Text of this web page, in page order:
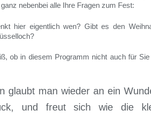
nebenbei alle Ihre Fragen zum Fest:
hier eigentlich wen? Gibt es den
ob in diesem Programm nicht auch für
glaubt man wieder an ein
und freut sich wie die